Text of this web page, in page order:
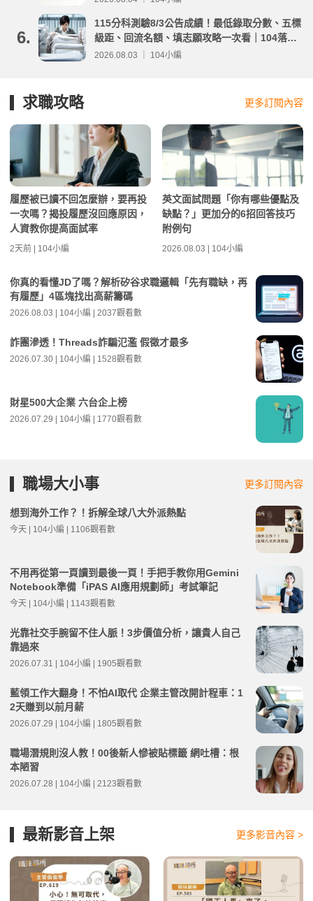
6.
115分科測驗8/3公告成績！最低錄取分數、五標
級距、回流名額、填志願攻略一次看｜104落點
分析
2026.08.03 ｜ 104小編
求職攻略 更多訂閱內容
履歷被已讀不回怎麼辦，要再投
一次嗎？揭投履歷沒回應原因，
人資教你提高面試率
2天前 | 104小編
英文面試問題「你有哪些優點及
缺點？」更加分的6招回答技巧
附例句
2026.08.03 | 104小編
你真的看懂JD了嗎？解析矽谷求職邏輯「先有職缺，再
有履歷」4區塊找出高薪籌碼
2026.08.03 | 104小編 | 2037觀看數
詐團滲透！Threads詐騙氾濫 假徵才最多
2026.07.30 | 104小編 | 1528觀看數
財星500大企業 六台企上榜
2026.07.29 | 104小編 | 1770觀看數
職場大小事 更多訂閱內容
想到海外工作？！拆解全球八大外派熱點
今天 | 104小編 | 1106觀看數
不用再從第一頁讀到最後一頁！手把手教你用Gemini
Notebook準備「iPAS AI應用規劃師」考試筆記
今天 | 104小編 | 1143觀看數
光靠社交手腕留不住人脈！3步價值分析，讓貴人自己
靠過來
2026.07.31 | 104小編 | 1905觀看數
藍領工作大翻身！不怕AI取代 企業主管改開計程車：1
2天賺到以前月薪
2026.07.29 | 104小編 | 1805觀看數
職場潛規則沒人教！00後新人慘被貼標籤 網吐槽：根
本陋習
2026.07.28 | 104小編 | 2123觀看數
最新影音上架 更多影音內容 >